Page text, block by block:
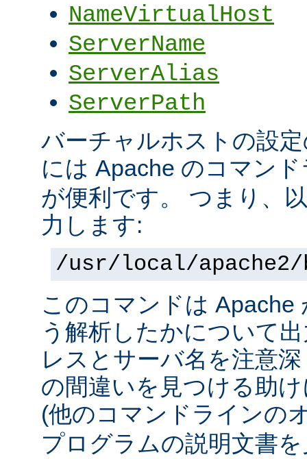
NameVirtualHost
ServerName
ServerAlias
ServerPath
バーチャルホストの設
には Apache のコマン
が便利です。 つまり、
力します:
/usr/local/
このコマンドは Apache
う解析したかについて
レスとサーバ名を注意
の間違いを見つける助
(他のコマンドラインの
プログラムの説明文書